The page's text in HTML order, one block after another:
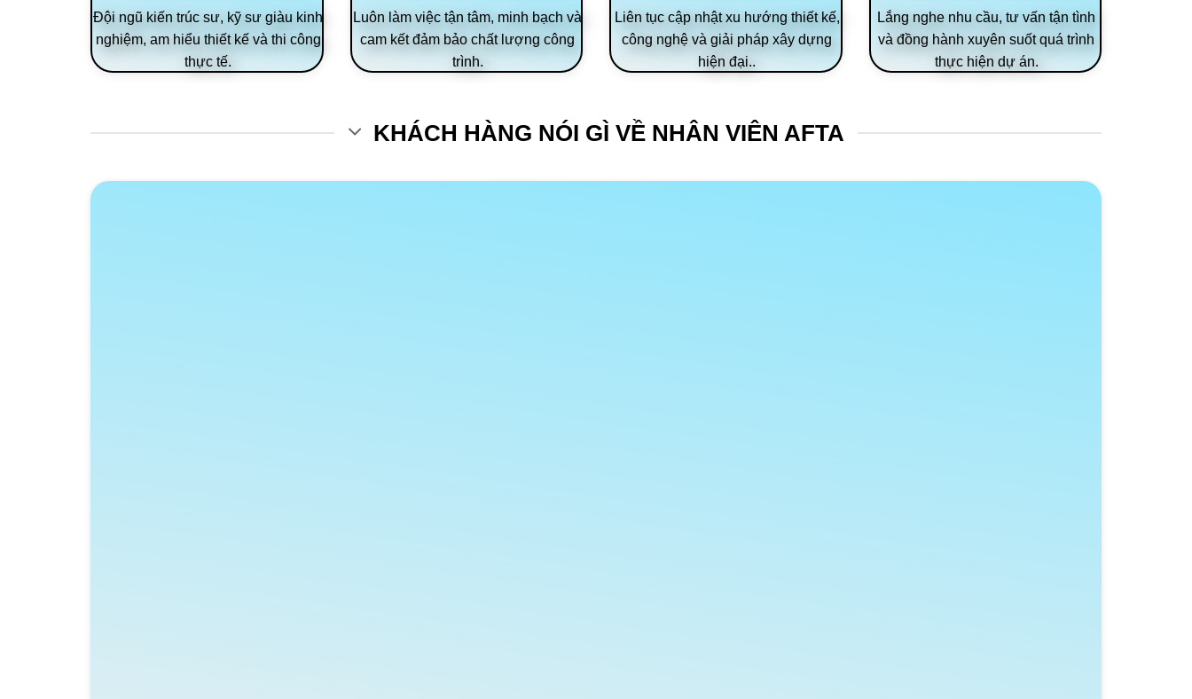
Đội ngũ kiến trúc sư, kỹ sư giàu kinh
nghiệm, am hiểu thiết kế và thi công
thực tế.
Luôn làm việc tận tâm, minh bạch và
cam kết đảm bảo chất lượng công
trình.
Liên tục cập nhật xu hướng thiết kế,
công nghệ và giải pháp xây dựng
hiện đại..
Lắng nghe nhu cầu, tư vấn tận tình
và đồng hành xuyên suốt quá trình
thực hiện dự án.
KHÁCH HÀNG NÓI GÌ VỀ NHÂN VIÊN AFTA